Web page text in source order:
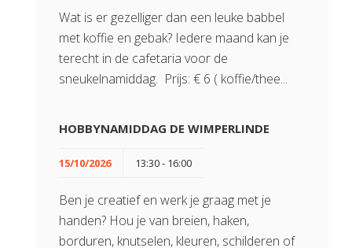
Wat is er gezelliger dan een leuke babbel
met koffie en gebak? Iedere maand kan je
terecht in de cafetaria voor de
sneukelnamiddag. Prijs: € 6 ( koffie/thee...
HOBBYNAMIDDAG DE WIMPERLINDE
15/10/2026 13:30 - 16:00
Ben je creatief en werk je graag met je
handen? Hou je van breien, haken,
borduren, knutselen, kleuren, schilderen of